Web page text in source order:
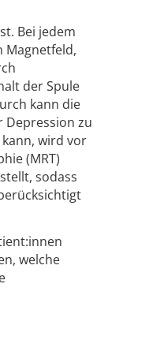
Bei jedem
Magnetfeld,
der Spule
kann die
zu
wird vor
(MRT)
sodass
welche